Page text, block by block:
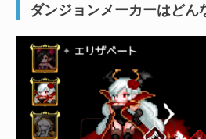
ダンジョンメーカーはどん